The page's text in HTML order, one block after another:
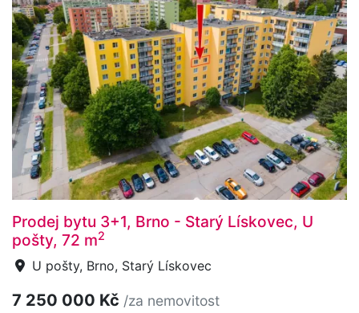
Prodej bytu 3+1, Brno - Starý Lískovec, U
pošty, 72 m2
U pošty, Brno, Starý Lískovec
7 250 000 Kč /za nemovitost